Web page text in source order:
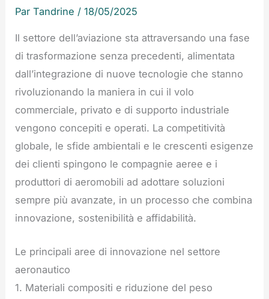
ParTandrine /18/05/2025
Il settore dell’aviazione sta attraversando una fase
di trasformazione senza precedenti, alimentata
dall’integrazione di nuove tecnologie che stanno
rivoluzionando la maniera in cui il volo
commerciale, privato e di supporto industriale
vengono concepiti e operati. La competitività
globale, le sfide ambientali e le crescenti esigenze
dei clienti spingono le compagnie aeree e i
produttori di aeromobili ad adottare soluzioni
sempre più avanzate, in un processo che combina
innovazione, sostenibilità e affidabilità.
Le principali aree di innovazione nel settore
aeronautico
1. Materiali compositi e riduzione del peso